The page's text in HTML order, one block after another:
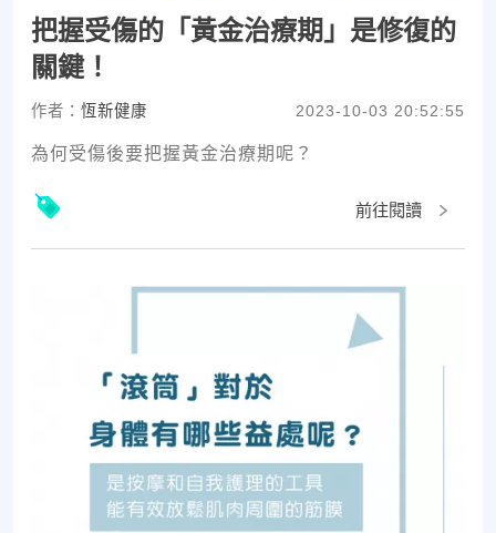
把握受傷的「黃金治療期」是修復的
關鍵！
作者： 恆新健康 2023-10-03 20:52:55
為何受傷後要把握黃金治療期呢？
前往閱讀